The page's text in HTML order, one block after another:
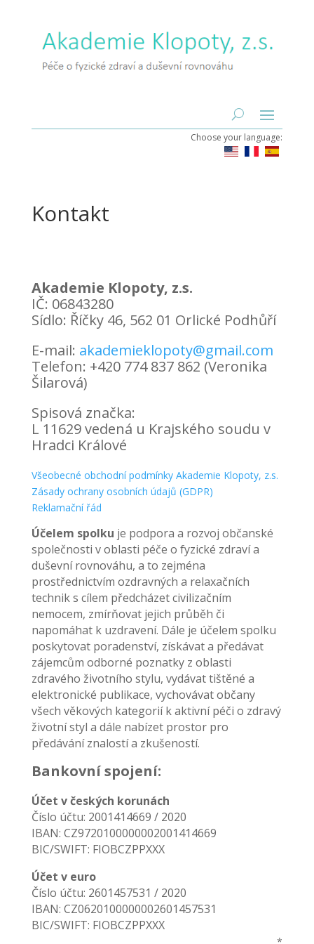
Choose your language:
Kontakt
Akademie Klopoty, z.s.
IČ: 06843280
Sídlo: Říčky 46, 562 01 Orlické Podhůří
E-mail: akademieklopoty@gmail.com
Telefon: +420 774 837 862 (Veronika
Šilarová)
Spisová značka:
L 11629 vedená u Krajského soudu v
Hradci Králové
Všeobecné obchodní podmínky Akademie Klopoty, z.s.
Zásady ochrany osobních údajů (GDPR)
Reklamační řád
Účelem spolku je podpora a rozvoj občanské
společnosti v oblasti péče o fyzické zdraví a
duševní rovnováhu, a to zejména
prostřednictvím ozdravných a relaxačních
technik s cílem předcházet civilizačním
nemocem, zmírňovat jejich průběh či
napomáhat k uzdravení. Dále je účelem spolku
poskytovat poradenství, získávat a předávat
zájemcům odborné poznatky z oblasti
zdravého životního stylu, vydávat tištěné a
elektronické publikace, vychovávat občany
všech věkových kategorií k aktivní péči o zdravý
životní styl a dále nabízet prostor pro
předávání znalostí a zkušeností.
Bankovní spojení:
Účet v českých korunách
Číslo účtu: 2001414669 / 2020
IBAN: CZ9720100000002001414669
BIC/SWIFT: FIOBCZPPXXX
Účet v euro
Číslo účtu: 2601457531 / 2020
IBAN: CZ0620100000002601457531
BIC/SWIFT: FIOBCZPPXXX